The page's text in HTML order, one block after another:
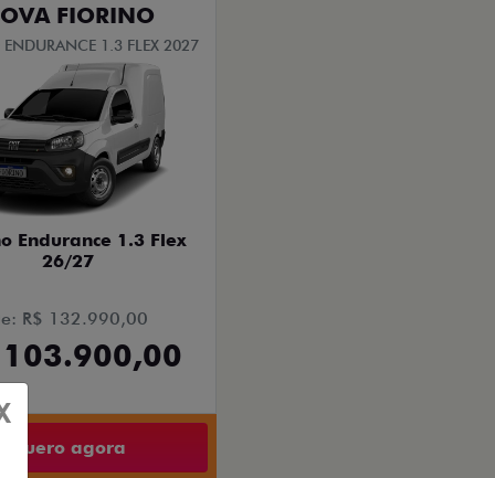
FIORINO
1.3 FLEX 2027
Endurance 1.3 Flex
26/27
R$ 132.990,00
103.900,00
Quero agora